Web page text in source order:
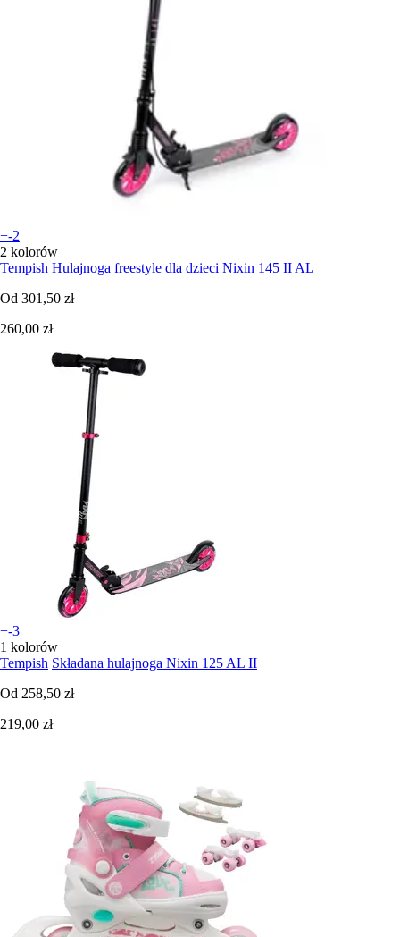
+-2
2 kolorów
Tempish Hulajnoga freestyle dla dzieci Nixin 145 II AL
Od 301,50 zł
260,00 zł
+-3
1 kolorów
Tempish Składana hulajnoga Nixin 125 AL II
Od 258,50 zł
219,00 zł